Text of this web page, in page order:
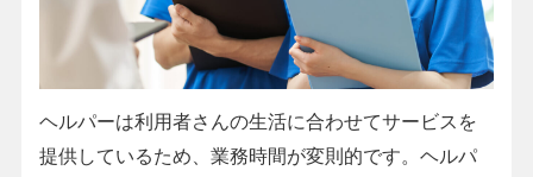
ヘルパーは利用者さんの生活に合わせてサービスを
提供しているため、業務時間が変則的です。ヘルパ